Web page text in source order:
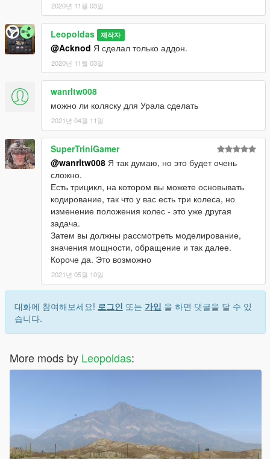
2020년 11월 03일
Leopoldas 제작자
@Acknod Я сделал только аддон.
2020년 11월 03일
wanrltw008
можно ли коляску для Урала сделать
2021년 04월 11일
SuperTriniGamer
@wanrltw008 Я так думаю, но это будет очень
сложно.
Есть трицикл, на котором вы можете основывать
кодирование, так что у вас есть три колеса, но
изменение положения колес - это уже другая
задача.
Затем вы должны рассмотреть моделирование,
значения мощности, обращение и так далее.
Короче да. Это возможно
2021년 05월 10일
대화에 참여해보세요! 로그인 또는 가입 을 하면 댓글을 달 수 있
습니다.
More mods by Leopoldas: